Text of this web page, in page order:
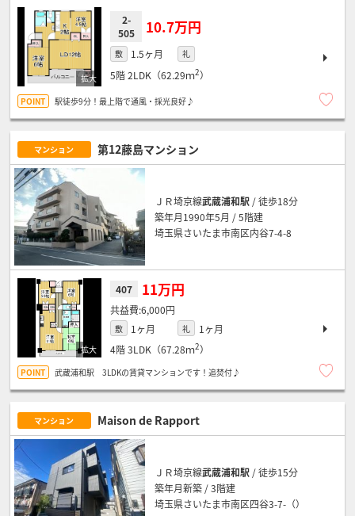
2-
505
10.7万円
敷 1.5ヶ月 礼
5階2LDK（62.29ｍ2）
駅徒歩9分！最上階で通風・採光良好♪
マンション 第12藤島マンション
ＪＲ埼京線武蔵浦和駅 / 徒歩18分
築年月1990年5月 / 5階建
埼玉県さいたま市南区内谷7-4-8
407 11万円
6,000円
敷 1ヶ月 礼
1ヶ月
4階3LDK（67.28ｍ2）
武蔵浦和駅 3LDKの賃貸マンションです！追焚付♪
マンション Maison de Rapport
ＪＲ埼京線武蔵浦和駅 / 徒歩15分
築年月新築 / 3階建
埼玉県さいたま市南区四谷3-7-（）